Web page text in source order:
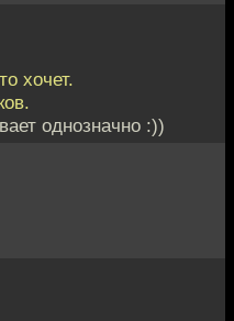
хочет.
однозначно :))